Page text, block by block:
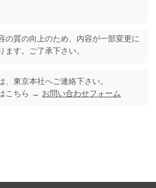
の質の向上のため、内容が一部変更に
ます。ご了承下さい。
、東京本社へご連絡下さい。
こちら → お問い合わせフォーム